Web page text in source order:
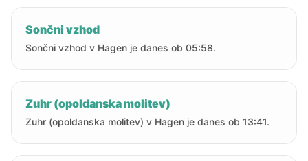
Sončni vzhod
Sončni vzhod v Hagen je danes ob 05:58.
Zuhr (opoldanska molitev)
Zuhr (opoldanska molitev) v Hagen je danes ob 13:41.